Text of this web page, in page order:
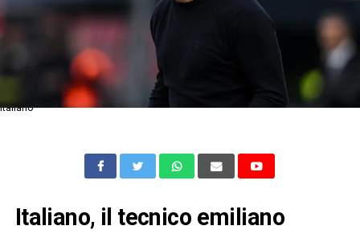
Italiano
Italiano, il tecnico emiliano